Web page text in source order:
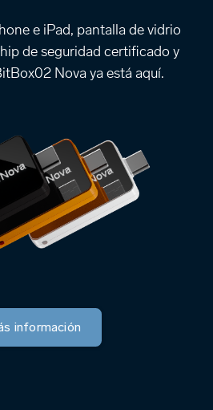
e iPad, pantalla de vidrio
de seguridad certificado y
Nova ya está aquí.
información